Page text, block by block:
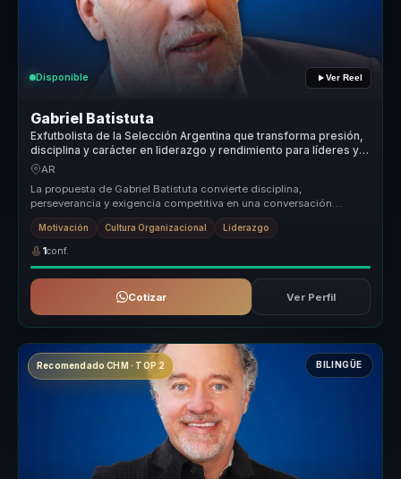
Disponible Ver Reel
Gabriel Batistuta
Exfutbolista de la Selección Argentina que transforma presión,
disciplina y carácter en liderazgo y rendimiento para líderes y
equipos.
AR
La propuesta de Gabriel Batistuta convierte disciplina,
perseverancia y exigencia competitiva en una conversación
aplicable al negocio. P...
Motivación Cultura Organizacional Liderazgo
1conf.
Cotizar Ver Perfil
Recomendado CHM · TOP 2 BILINGÜE